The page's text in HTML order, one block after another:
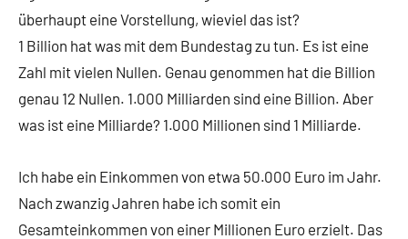
überhaupt eine Vorstellung, wieviel das ist?
1 Billion hat was mit dem Bundestag zu tun. Es ist eine
Zahl mit vielen Nullen. Genau genommen hat die Billion
genau 12 Nullen. 1.000 Milliarden sind eine Billion. Aber
was ist eine Milliarde? 1.000 Millionen sind 1 Milliarde.
Ich habe ein Einkommen von etwa 50.000 Euro im Jahr.
Nach zwanzig Jahren habe ich somit ein
Gesamteinkommen von einer Millionen Euro erzielt. Das